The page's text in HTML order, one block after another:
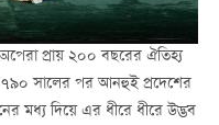
প্রায় ২০০ বছরের ঐতিহ্য
সালের পর আনহুই প্রদেশের
মধ্য দিয়ে এর ধীরে ধীরে উদ্ভব